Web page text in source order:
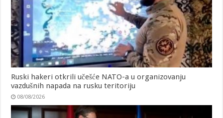
Ruski hakeri otkrili učešće NATO-a u organizovanju
vazdušnih napada na rusku teritoriju
08/08/2026